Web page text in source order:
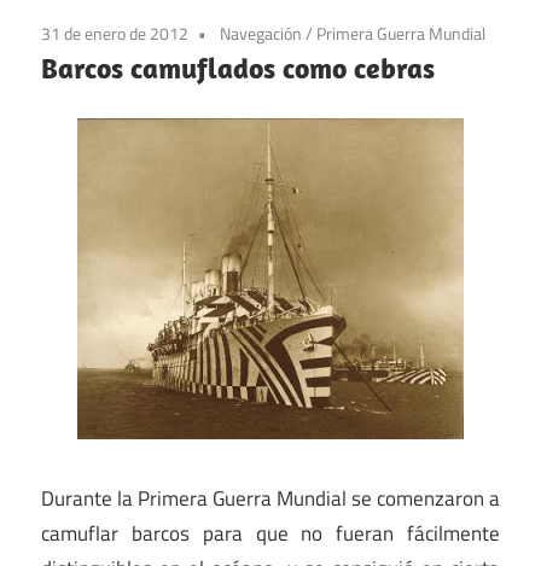
historia
31 de enero de 2012 Navegación/ Primera Guerra Mundial
Barcos camuflados como cebras
Durante la Primera Guerra Mundial se comenzaron a
camuflar barcos para que no fueran fácilmente